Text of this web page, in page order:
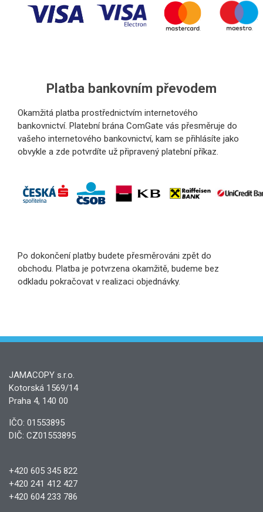
Platba bankovním převodem
Okamžitá platba prostřednictvím internetového
bankovnictví. Platební brána ComGate vás přesměruje do
vašeho internetového bankovnictví, kam se přihlásíte jako
obvykle a zde potvrdíte už připravený platební příkaz.
Po dokončení platby budete přesměrováni zpět do
obchodu. Platba je potvrzena okamžitě, budeme bez
odkladu pokračovat v realizaci objednávky.
JAMACOPY s.r.o.
Kotorská 1569/14
Praha 4, 140 00
IČO: 01553895
DIČ: CZ01553895
+420 605 345 822
+420 241 412 427
+420 604 233 786